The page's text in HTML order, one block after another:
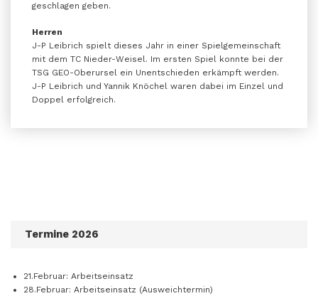
geschlagen geben.
Herren
J-P Leibrich spielt dieses Jahr in einer Spielgemeinschaft
mit dem TC Nieder-Weisel. Im ersten Spiel konnte bei der
TSG GEO-Oberursel ein Unentschieden erkämpft werden.
J-P Leibrich und Yannik Knöchel waren dabei im Einzel und
Doppel erfolgreich.
Termine 2026
21.Februar: Arbeitseinsatz
28.Februar: Arbeitseinsatz (Ausweichtermin)